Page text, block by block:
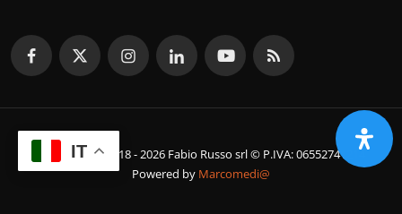
© Copyright 2018 - 2026 Fabio Russo srl © P.IVA: 06552741214
Powered by Marcomedi@
IT